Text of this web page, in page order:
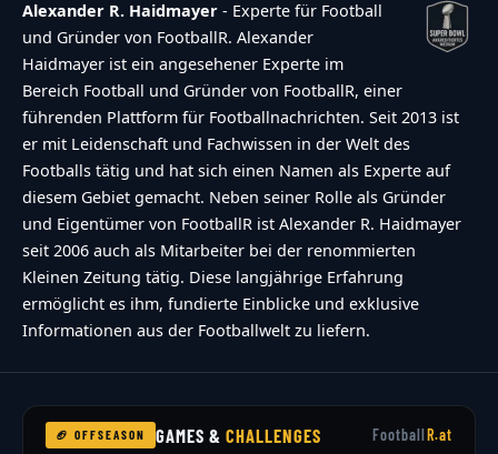
Alexander R. Haidmayer - Experte für Football
und Gründer von FootballR. Alexander
Haidmayer ist ein angesehener Experte im
Bereich Football und Gründer von FootballR, einer
führenden Plattform für Footballnachrichten. Seit 2013 ist
er mit Leidenschaft und Fachwissen in der Welt des
Footballs tätig und hat sich einen Namen als Experte auf
diesem Gebiet gemacht. Neben seiner Rolle als Gründer
und Eigentümer von FootballR ist Alexander R. Haidmayer
seit 2006 auch als Mitarbeiter bei der renommierten
Kleinen Zeitung tätig. Diese langjährige Erfahrung
ermöglicht es ihm, fundierte Einblicke und exklusive
Informationen aus der Footballwelt zu liefern.
🏈 OFFSEASON GAMES &CHALLENGES FootballR.at